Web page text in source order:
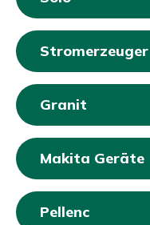
Granit
Makita Geräte
Pellenc